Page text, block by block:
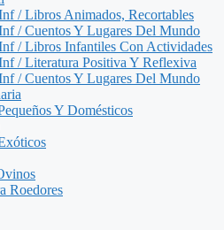
/ Libros Animados, Recortables
/ Cuentos Y Lugares Del Mundo
/ Libros Infantiles Con Actividades
/ Literatura Positiva Y Reflexiva
/ Cuentos Y Lugares Del Mundo
Y Domésticos
Roedores